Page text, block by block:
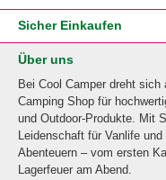
Sicher Einkaufen
Über uns
Bei Cool Camper dreht
Camping Shop für
und Outdoor-Produkte. Mit
Leidenschaft für Vanlife
Abenteuern – vom ersten
Lagerfeuer am Abend.